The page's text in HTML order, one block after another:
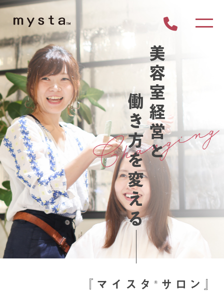
美
容
室
経
営
と
働
き
方
を
変
え
る
『 マ イ ス タ® サ ロ ン』